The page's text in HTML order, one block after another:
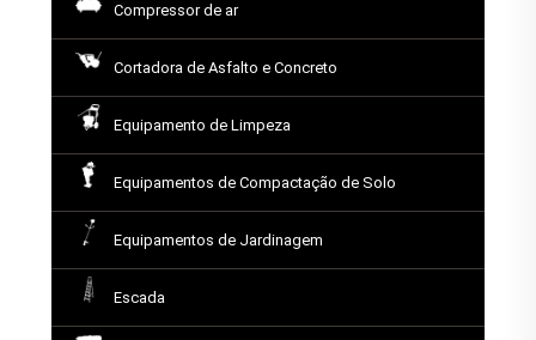
Compressor de ar
Cortadora de Asfalto e Concreto
Equipamento de Limpeza
Equipamentos de Compactação de Solo
Equipamentos de Jardinagem
Escada